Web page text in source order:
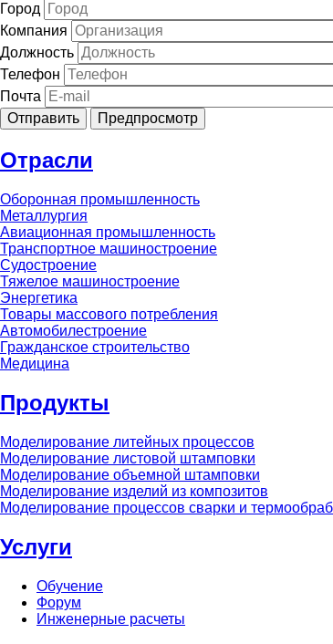
Город
Компания
Должность
Телефон
Почта
Отрасли
Оборонная промышленность
Металлургия
Авиационная промышленность
Транспортное машиностроение
Судостроение
Тяжелое машиностроение
Энергетика
Товары массового потребления
Автомобилестроение
Гражданское строительство
Медицина
Продукты
Моделирование литейных процессов
Моделирование листовой штамповки
Моделирование объемной штамповки
Моделирование изделий из композитов
Моделирование процессов сварки и
Услуги
Обучение
Форум
Инженерные расчеты